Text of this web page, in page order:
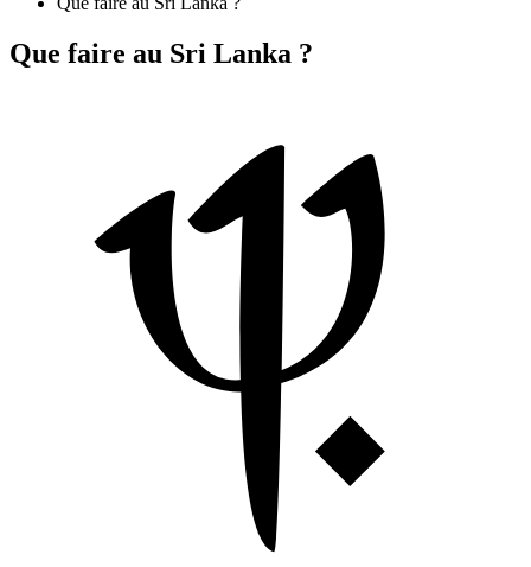
Que faire au Sri Lanka ?